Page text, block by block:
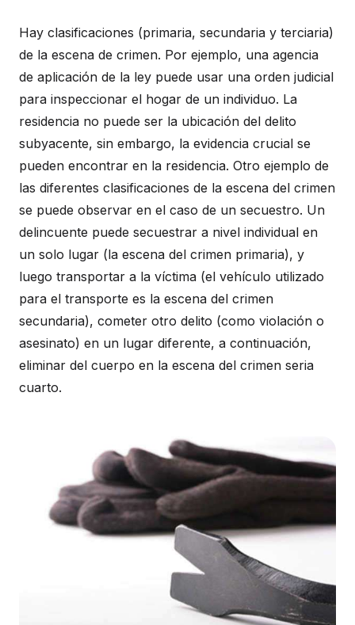
Hay clasificaciones (primaria, secundaria y terciaria)
de la escena de crimen. Por ejemplo, una agencia
de aplicación de la ley puede usar una orden judicial
para inspeccionar el hogar de un individuo. La
residencia no puede ser la ubicación del delito
subyacente, sin embargo, la evidencia crucial se
pueden encontrar en la residencia. Otro ejemplo de
las diferentes clasificaciones de la escena del crimen
se puede observar en el caso de un secuestro. Un
delincuente puede secuestrar a nivel individual en
un solo lugar (la escena del crimen primaria), y
luego transportar a la víctima (el vehículo utilizado
para el transporte es la escena del crimen
secundaria), cometer otro delito (como violación o
asesinato) en un lugar diferente, a continuación,
eliminar del cuerpo en la escena del crimen seria
cuarto.